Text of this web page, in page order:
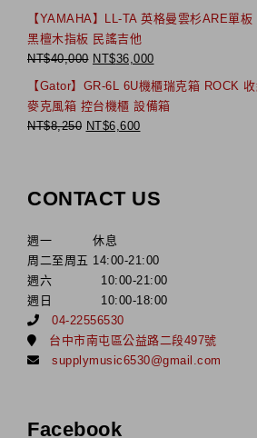
【YAMAHA】LL-TA 英格曼雲杉ARE單
黑檀木指板 民謠吉他
NT$40,000 NT$36,000
【Gator】GR-6L 6U機櫃瑞克箱 ROCK
麥克風箱 控台機櫃 設備箱
NT$8,250 NT$6,600
CONTACT US
週一 休息
周二至周五 14:00-21:00
週六 10:00-21:00
週日 10:00-18:00
04-22556530
台中市南屯區公益路二段497號
supplymusic6530@gmail.com
Facebook